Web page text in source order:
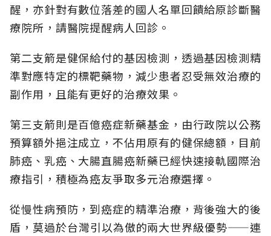
醒，亦針對有數位落差的國人名單回饋給原診斷醫
療院所，請醫院提醒病人回診。
第二支箭是健保給付的基因檢測，透過基因檢測精
準對應特定的標靶藥物，減少患者忍受無效治療的
副作用，且能有更好的治療效果。
第三支箭則是百億癌症新藥基金，由行政院以公務
預算額外挹注成立，不佔用原有的健保總額，目前
肺癌、乳癌、大腸直腸癌新藥已經快速接軌國際治
療指引，積極為癌友爭取多元治療選擇。
從慢性病預防，到癌症的精準治療，背後強大的後
盾，莫過於台灣引以為傲的兩大世界級優勢——連